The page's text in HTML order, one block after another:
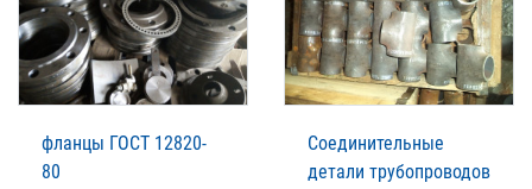
фланцы ГОСТ 12820-
80
Соединительные
детали трубопроводов